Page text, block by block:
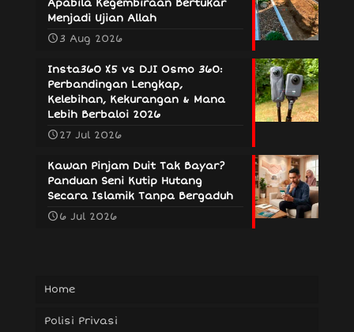
Apabila Kegembiraan Bertukar
Menjadi Ujian Allah
3 Aug 2026
Insta360 X5 vs DJI Osmo 360:
Perbandingan Lengkap,
Kelebihan, Kekurangan & Mana
Lebih Berbaloi 2026
27 Jul 2026
Kawan Pinjam Duit Tak Bayar?
Panduan Seni Kutip Hutang
Secara Islamik Tanpa Bergaduh
6 Jul 2026
Home
Polisi Privasi